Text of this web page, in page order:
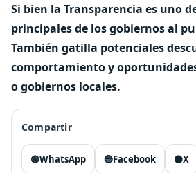
Si bien la Transparencia es uno
principales de los gobiernos al
También gatilla potenciales
comportamiento y
o gobiernos locales.
Compartir
🟢WhatsApp 🔵Facebook ⚫X